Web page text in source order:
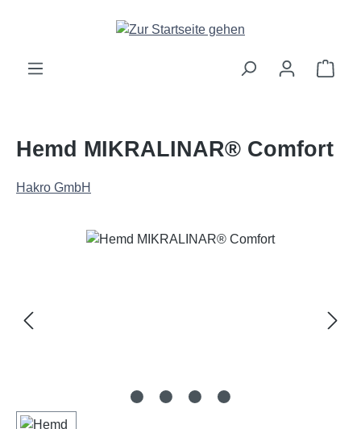
Zum Hauptinhalt springen
Hemd MIKRALINAR® Comfort
Hakro GmbH
Bildergalerie überspringen